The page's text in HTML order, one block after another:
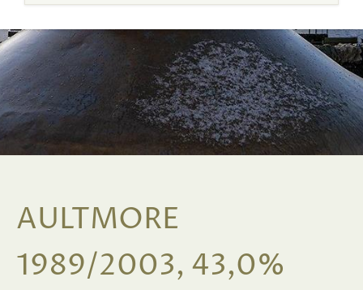
AULTMORE
1989/2003, 43,0%